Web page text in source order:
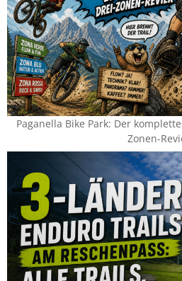
Paganella Bike Park: Der
Zonen-